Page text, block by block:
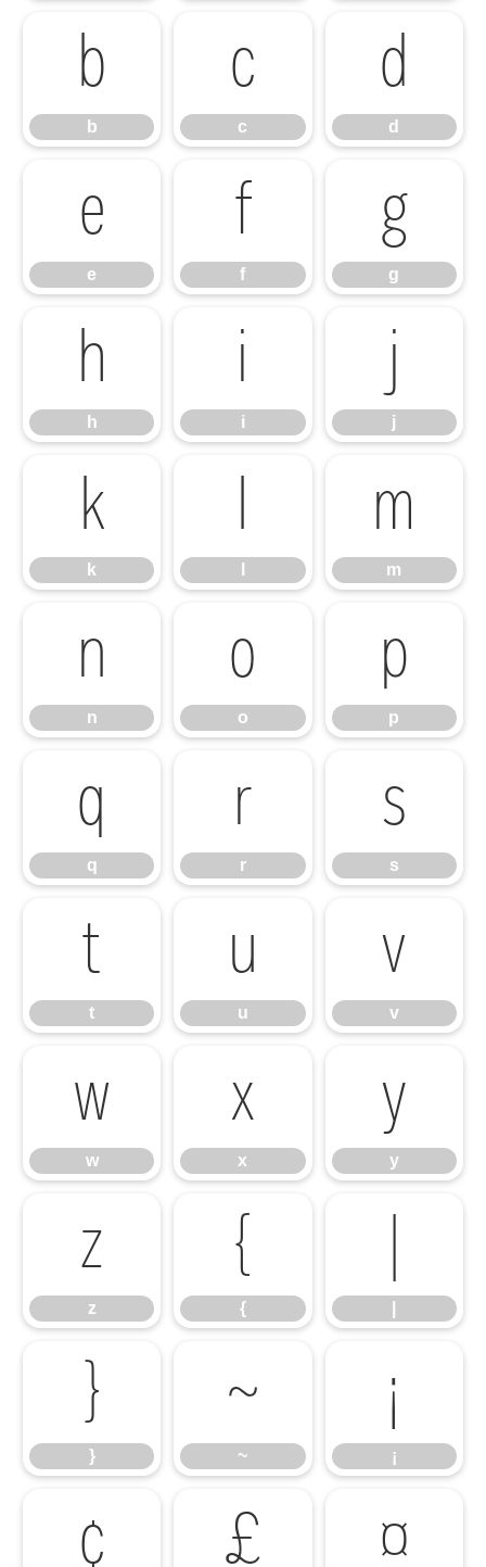
b
b
c
c
d
d
e
e
f
f
g
g
h
h
i
i
j
j
k
k
l m
m
n
n
o
o
p
p
q
q
r
r
s
s
t
t
u
u
v
v
w
w
x
x
y
y
z
z
{
{
|
}
}
~
~
¡
¡
¢ £ ¤